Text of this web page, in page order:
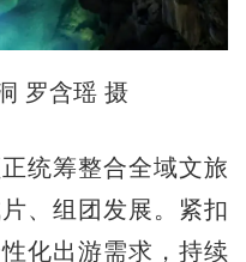
罗含瑶 摄
统筹整合全域文旅
、组团发展。紧扣
化出游需求，持续